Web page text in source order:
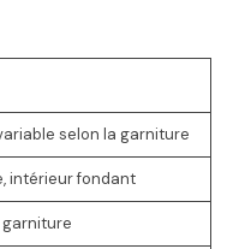
selon la garniture
intérieur fondant
garniture